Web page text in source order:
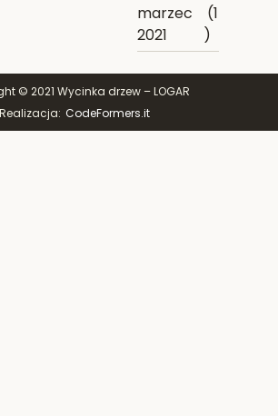
marzec
2021
(1
)
© 2021 Wycinka drzew – LOGAR
Realizacja: CodeFormers.it